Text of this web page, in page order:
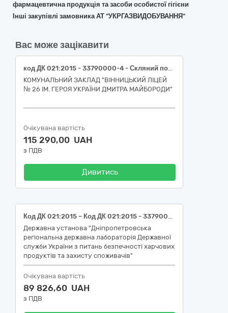
фармацевтична продукція та засоби особистої гігієни
Інші закупівлі замовника АТ "УКРГАЗВИДОБУВАННЯ"
Вас може зацікавити
код ДК 021:2015 - 33790000-4 - Скляний посуд лабораторного, санітарно-гігієнічного чи фармацевтичного призначення (Палички скляні. Бутлі для розчинів реактивів. Колби круглодонні типу Кн з циліндрічною горловиною. Лійки (воронки). Циліндри мірні. Прилад для ілюстрації залежності швидкості хімічних реакцій від умов. Прилад для ілюстрації закону збереження маси речовини. Колби конічні типу Кн з циліндричною горловиною. Колби плоскодонні типу П з циліндричною горловиною.)
КОМУНАЛЬНИЙ ЗАКЛАД "ВІННИЦЬКИЙ ЛІЦЕЙ
№ 26 ІМ. ГЕРОЯ УКРАЇНИ ДМИТРА МАЙБОРОДИ"
Очікувана вартість
115 290,00 UAH
з ПДВ
Дивитись
Код ДК 021:2015 – Код ДК 021:2015 - 33790000-4, Скляний посуд лабораторного, санітарно-гігієнічного чи фармацевтичного призначення (Вироби медичного призначення (Лабораторний посуд))
Державна установа "Дніпропетровська
регіональна державна лабораторія Державної
служби України з питань безпечності харчових
продуктів та захисту споживачів"
Очікувана вартість
89 826,60 UAH
з ПДВ